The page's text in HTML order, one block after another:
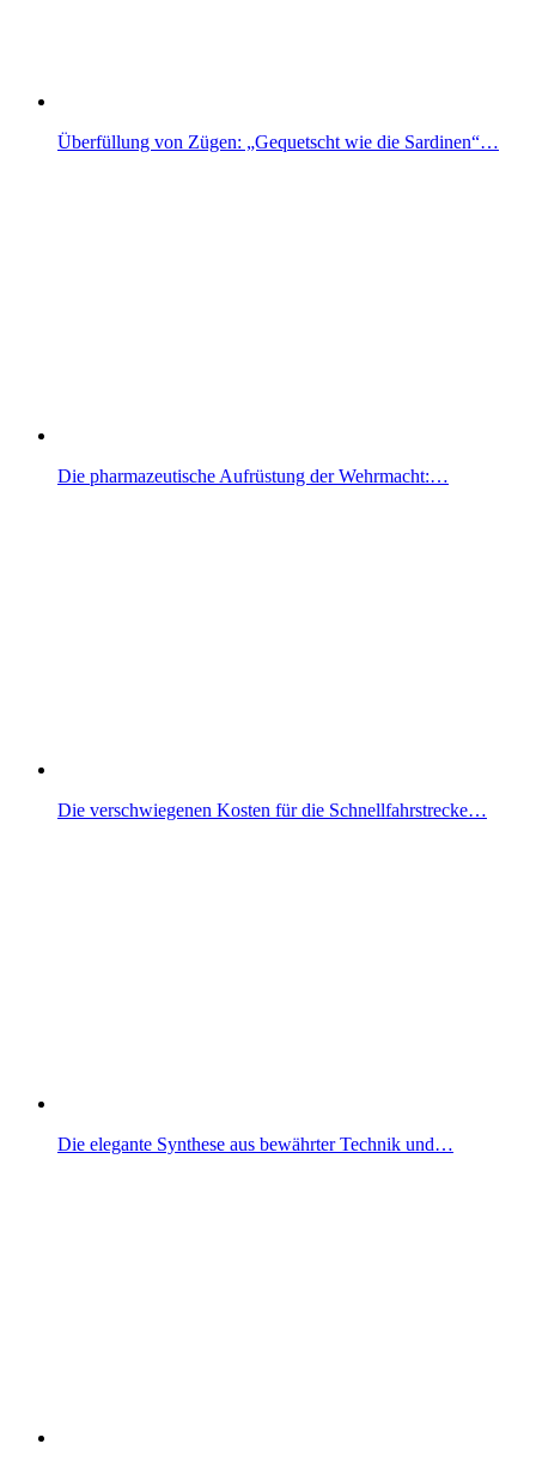
Überfüllung von Zügen: „Gequetscht wie die Sardinen“…
Die pharmazeutische Aufrüstung der Wehrmacht:…
Die verschwiegenen Kosten für die Schnellfahrstrecke…
Die elegante Synthese aus bewährter Technik und…